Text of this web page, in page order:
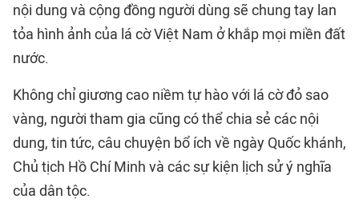
nội dung và cộng đồng người dùng sẽ chung tay lan
tỏa hình ảnh của lá cờ Việt Nam ở khắp mọi miền đất
nước.
Không chỉ giương cao niềm tự hào với lá cờ đỏ sao
vàng, người tham gia cũng có thể chia sẻ các nội
dung, tin tức, câu chuyện bổ ích về ngày Quốc khánh,
Chủ tịch Hồ Chí Minh và các sự kiện lịch sử ý nghĩa
của dân tộc.